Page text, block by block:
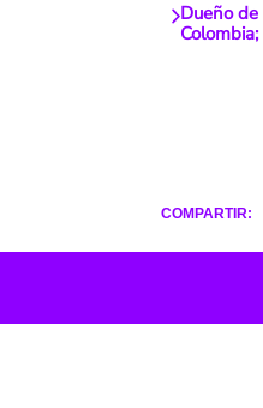
Dueño
COMPARTIR: